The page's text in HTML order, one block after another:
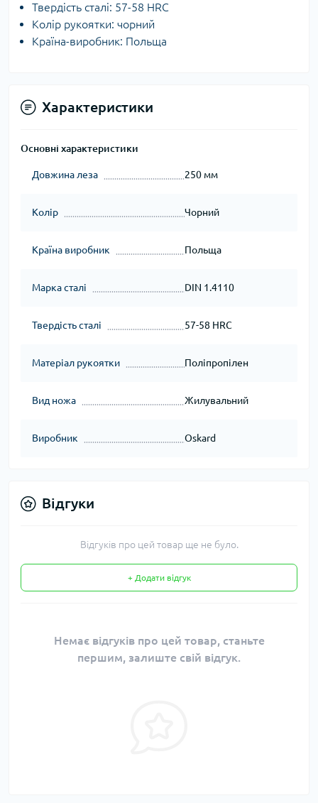
Твердість сталі: 57-58 HRC
Колір рукоятки: чорний
Країна-виробник: Польща
Характеристики
Основні характеристики
Довжина леза 250 мм
Колір Чорний
Країна виробник Польща
Марка сталі DIN 1.4110
Твердість сталі 57-58 HRC
Матеріал рукоятки Поліпропілен
Вид ножа Жилувальний
Виробник Oskard
Відгуки
Відгуків про цей товар ще не було.
+ Додати відгук
Немає відгуків про цей товар, станьте
першим, залиште свій відгук.